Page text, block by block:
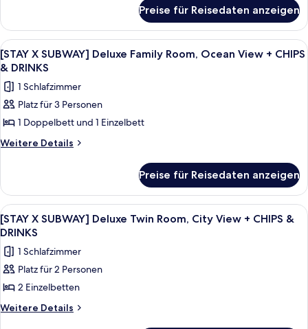
City
View
+
CHIPS
&
DRINKS
anzeigen
X
SUBWAY]
Deluxe
Family
City
View
CHIPS
&
DRINKS
Preise für Reisedaten anzeigen
Alle
Fotos
für
[STAY
X
SUBWAY]
Deluxe
Ocean
View
+
CHIPS
&
DRINKS
anzeigen
Ein modernes Wohnzimmer mit
7
[STAY X SUBWAY] Deluxe Family Room, Ocean View + CHIPS
& DRINKS
1 Schlafzimmer
Platz für 3 Personen
1 Doppelbett und 1 Einzelbett
Weitere Details
Weitere
X
SUBWAY]
Deluxe
Family
Ocean
View
CHIPS
&
DRINKS
Preise für Reisedaten anzeigen
Alle
Fotos
für
[STAY
X
SUBWAY]
Deluxe
Ein Hotelzimmer mit zwei Betten,
6
[STAY X SUBWAY] Deluxe Twin Room, City View + CHIPS &
DRINKS
1 Schlafzimmer
Platz für 2 Personen
2 Einzelbetten
Weitere Details
Weitere